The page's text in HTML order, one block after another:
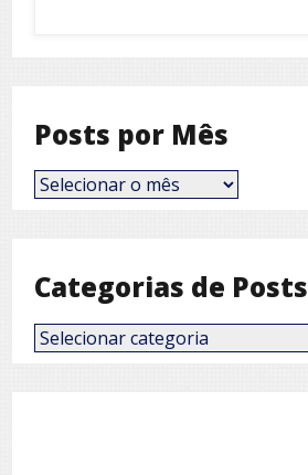
Posts por Mês
Posts
por
Categorias de Posts
Categorias
de